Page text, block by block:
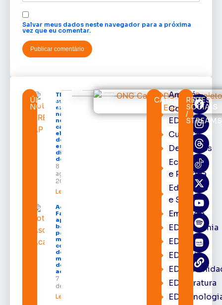
Salvar meus dados neste navegador para a próxima
vez que eu comentar.
ÚLTIMAS
NOTÍCIAS
TRE-AP
suspende
expediente
na sede e
nos
cartórios
eleitorais
de todo o
estado nos
dias 10 e 11
de agosto
8 de
agosto de
2026
Leia mais »
Acácio
Favacho
apresenta
balanço
parcial do
mandato
com mais
de R$ 668
milhões
destinados
ao Amapá
7 de agosto
de 2026
Leia mais »
CATEGORIAS
Amapá
Cortes
EDcast
Cultura
Destaques
Economia
e Política
Educação
e Saúde
Emprego
EDacademia
EDbrasília
EDcast
EDliteratura
REDES
SOCIAIS
/
STREAMS